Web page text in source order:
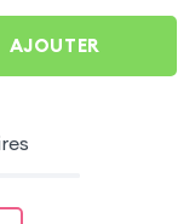
AJOUTER